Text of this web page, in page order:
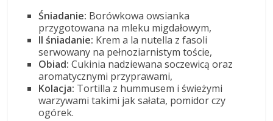
Śniadanie: Borówkowa owsianka
przygotowana na mleku migdałowym,
II śniadanie: Krem a la nutella z fasoli
serwowany na pełnoziarnistym toście,
Obiad: Cukinia nadziewana soczewicą oraz
aromatycznymi przyprawami,
Kolacja: Tortilla z hummusem i świeżymi
warzywami takimi jak sałata, pomidor czy
ogórek.